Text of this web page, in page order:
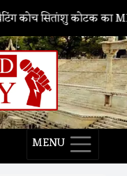
कोच सितांशु कोटक का
MENU